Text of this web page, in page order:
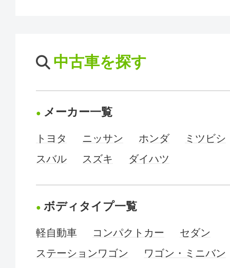
中古車を探す
メーカー一覧
トヨタ ニッサン ホンダ
ミツビシ
スバル
スズキ ダイハツ
ボディタイプ一覧
軽自動車 コンパクトカー
セダン
ステーションワゴン
ワゴン・ミニバン